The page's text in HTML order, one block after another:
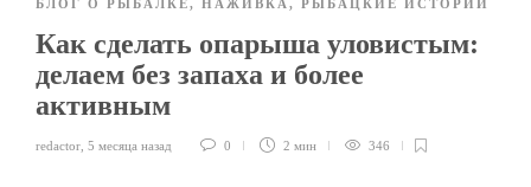
БЛОГ О РЫБАЛКЕ, НАЖИВКА , РЫБАЦКИЕ ИСТОРИИ
Как сделать опарыша уловистым:
делаем без запаха и более
активным
redactor 5 месяца назад 0 2 мин 346